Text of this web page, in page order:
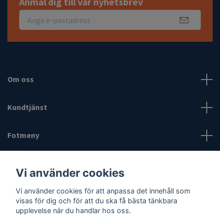
Om oss
Kundtjänst
Fotmeny
Vi använder cookies
Vi använder cookies för att anpassa det innehåll som
visas för dig och för att du ska få bästa tänkbara
upplevelse när du handlar hos oss.